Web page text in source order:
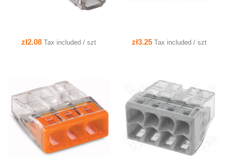
zł2.08 Tax included / szt zł3.25 Tax included / szt
QUICK VIEW QUICK VIEW